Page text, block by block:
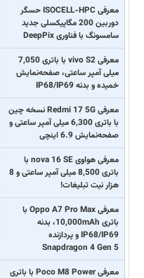
معرفی ISOCELL-HPC حسگر
دوربین 200 مگاپیکسلی جدید
سامسونگ با فناوری DeepPix
معرفی vivo S2 با باتری 7,050
میلی آمپر ساعتی، صفحه‌نمایش
خمیده و بدنه IP68/IP69
معرفی Redmi 17 5G نسخه چین
با باتری 6,300 میلی آمپر ساعتی و
صفحه‌نمایش 6.9 اینچی
معرفی هواوی nova 16 SE با
باتری 8,500 میلی آمپر ساعتی و 8
هزار نیت تبلیغات!
معرفی Oppo A7 Pro Max با
باتری 10,000mAh، بدنه
IP68/IP69 و پردازنده
Snapdragon 4 Gen 5
معرفی Poco M8 Power با باتری